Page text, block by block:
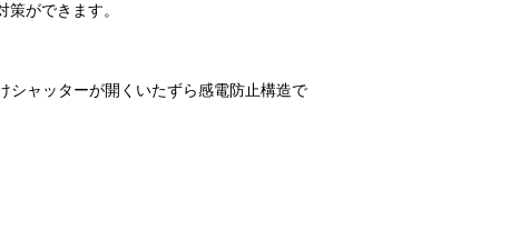
ができます。
シャッターが開くいたずら感電防止構造で